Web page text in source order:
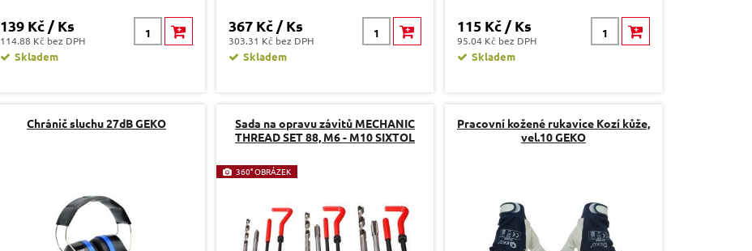
139 Kč / Ks
114.88 Kč bez DPH
Skladem
367 Kč / Ks
303.31 Kč bez DPH
Skladem
115 Kč / Ks
95.04 Kč bez DPH
Skladem
Chránič sluchu 27dB GEKO
Sada na opravu závitů MECHANIC
THREAD SET 88, M6 - M10 SIXTOL
360° OBRÁZEK
Pracovní kožené rukavice Kozí kůže,
vel.10 GEKO